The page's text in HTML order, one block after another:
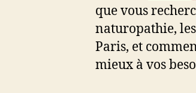
que vous
naturopathie,
Paris, et
mieux à vos